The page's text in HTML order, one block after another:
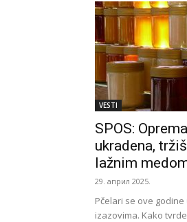
VESTI
SPOS:
ukradena,
lažnim
29. април 2025.
Pčelari se ove
izazovima. Kako